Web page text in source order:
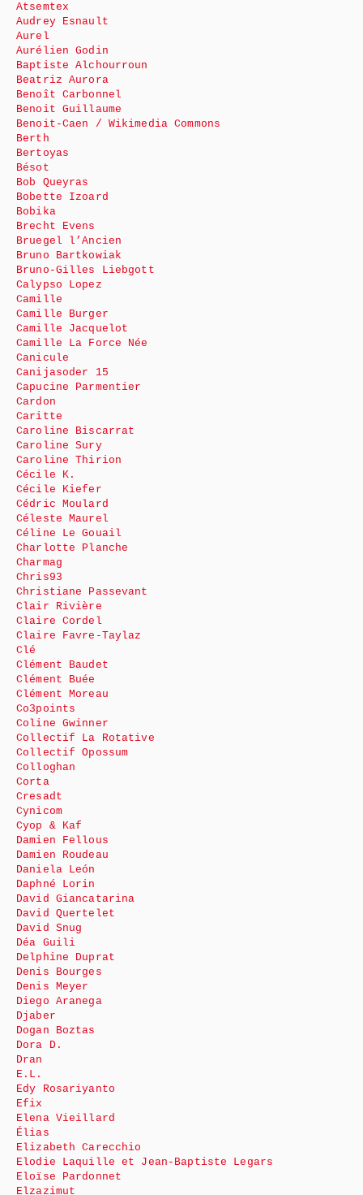
Atsemtex
Audrey Esnault
Aurel
Aurélien Godin
Baptiste Alchourroun
Beatriz Aurora
Benoît Carbonnel
Benoit Guillaume
Benoit-Caen / Wikimedia Commons
Berth
Bertoyas
Bésot
Bob Queyras
Bobette Izoard
Bobika
Brecht Evens
Bruegel l’Ancien
Bruno Bartkowiak
Bruno-Gilles Liebgott
Calypso Lopez
Camille
Camille Burger
Camille Jacquelot
Camille La Force Née
Canicule
Canijasoder 15
Capucine Parmentier
Cardon
Caritte
Caroline Biscarrat
Caroline Sury
Caroline Thirion
Cécile K.
Cécile Kiefer
Cédric Moulard
Céleste Maurel
Céline Le Gouail
Charlotte Planche
Charmag
Chris93
Christiane Passevant
Clair Rivière
Claire Cordel
Claire Favre-Taylaz
Clé
Clément Baudet
Clément Buée
Clément Moreau
Co3points
Coline Gwinner
Collectif La Rotative
Collectif Opossum
Colloghan
Corta
Cresadt
Cynicom
Cyop & Kaf
Damien Fellous
Damien Roudeau
Daniela León
Daphné Lorin
David Giancatarina
David Quertelet
David Snug
Déa Guili
Delphine Duprat
Denis Bourges
Denis Meyer
Diego Aranega
Djaber
Dogan Boztas
Dora D.
Dran
E.L.
Edy Rosariyanto
Efix
Elena Vieillard
Élias
Elizabeth Carecchio
Elodie Laquille et Jean-Baptiste Legars
Eloïse Pardonnet
Elzazimut